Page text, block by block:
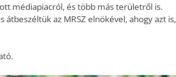
médiapiacról, és több más területről is.
átbeszéltük az MRSZ elnökével, ahogy azt is,